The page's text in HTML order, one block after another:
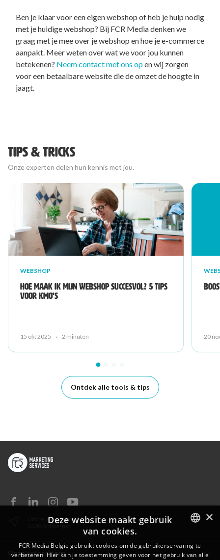
Ben je klaar voor een eigen webshop of heb je hulp nodig
met je huidige webshop? Bij FCR Media denken we
graag met je mee over je webshop en hoe je e-commerce
aanpakt. Meer weten over wat we voor jou kunnen
betekenen? Neem contact met ons open wij zorgen
voor een betaalbare website die de omzet de hoogte in
jaagt.
TIPS & TRICKS
Onze experten delen hun kennis met jou.
WEBSHOP
Hoe maak ik mijn webshop succesvol? 5 tips
voor kmo’s
15 okt 2025 · 2 minuten 20
Ontdek alle tools & tips
Onze oplossingen
Uitbreidingstraat 82
DUTCH
×
Deze website maakt gebruik
van cookies.
FCR Media België gebruikt cookies om de gebruikerservaring te
verbeteren. Hier kan je toestemming geven voor het gebruik van alle